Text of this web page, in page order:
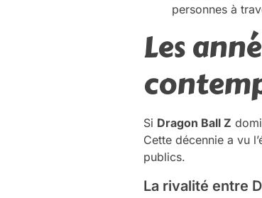
personnes à
Les
Si Dragon Ball Z
Cette décennie a vu
publics.
La rivalité entre